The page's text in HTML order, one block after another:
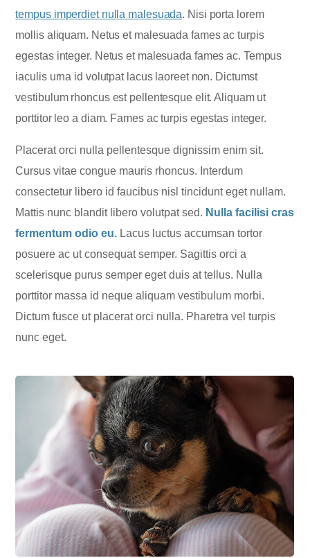
tempus imperdiet nulla malesuada. Nisi porta lorem
mollis aliquam. Netus et malesuada fames ac turpis
egestas integer. Netus et malesuada fames ac. Tempus
iaculis urna id volutpat lacus laoreet non. Dictumst
vestibulum rhoncus est pellentesque elit. Aliquam ut
porttitor leo a diam. Fames ac turpis egestas integer.
Placerat orci nulla pellentesque dignissim enim sit.
Cursus vitae congue mauris rhoncus. Interdum
consectetur libero id faucibus nisl tincidunt eget nullam.
Mattis nunc blandit libero volutpat sed. Nulla facilisi cras
fermentum odio eu. Lacus luctus accumsan tortor
posuere ac ut consequat semper. Sagittis orci a
scelerisque purus semper eget duis at tellus. Nulla
porttitor massa id neque aliquam vestibulum morbi.
Dictum fusce ut placerat orci nulla. Pharetra vel turpis
nunc eget.